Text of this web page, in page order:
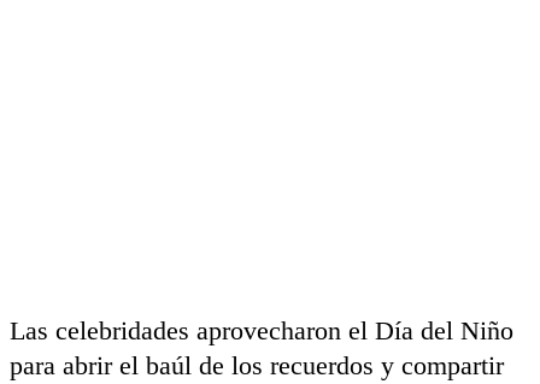
Las celebridades aprovecharon el Día del Niño
para abrir el baúl de los recuerdos y compartir